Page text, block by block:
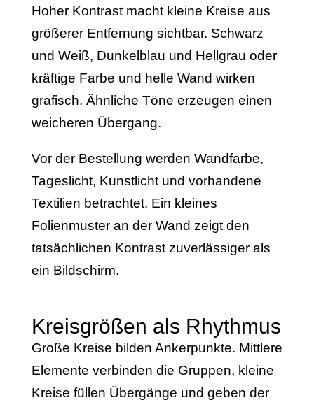
Hoher Kontrast macht kleine Kreise aus
größerer Entfernung sichtbar. Schwarz
und Weiß, Dunkelblau und Hellgrau oder
kräftige Farbe und helle Wand wirken
grafisch. Ähnliche Töne erzeugen einen
weicheren Übergang.
Vor der Bestellung werden Wandfarbe,
Tageslicht, Kunstlicht und vorhandene
Textilien betrachtet. Ein kleines
Folienmuster an der Wand zeigt den
tatsächlichen Kontrast zuverlässiger als
ein Bildschirm.
Kreisgrößen als Rhythmus
Große Kreise bilden Ankerpunkte. Mittlere
Elemente verbinden die Gruppen, kleine
Kreise füllen Übergänge und geben der